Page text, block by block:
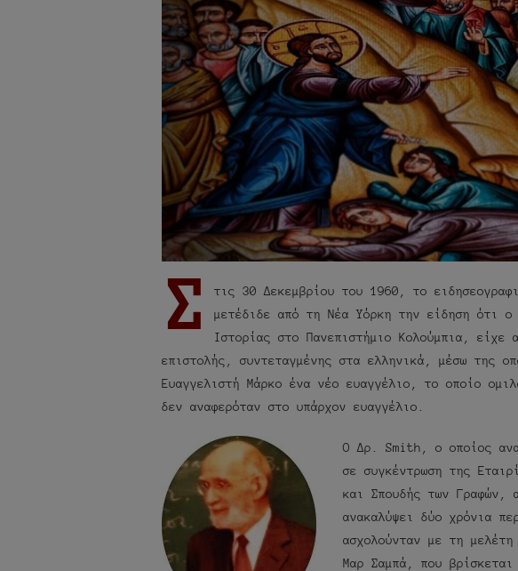
Σ τις 30 Δεκεμβρίου του 1960, το
μετέδιδε από τη Νέα Υόρκη την είδηση ότι
Ιστορίας στο Πανεπιστήμιο Κολούμπια, είχε
επιστολής, συντεταγμένης στα ελληνικά, μέσω της
Ευαγγελιστή Μάρκο ένα νέο ευαγγέλιο, το οποίο
δεν αναφερόταν στο υπάρχον ευαγγέλιο.
Ο Δρ. Smith, ο οποίος
σε συγκέντρωση της
και Σπουδής των Γραφών,
ανακαλύψει δύο χρόνια
ασχολούνταν με τη
Μαρ Σαμπά, που βρίσκεται